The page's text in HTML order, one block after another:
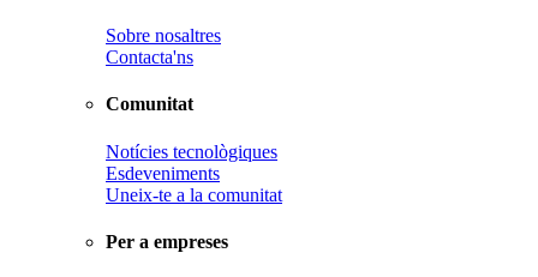
Sobre nosaltres
Contacta'ns
Comunitat
Notícies tecnològiques
Esdeveniments
Uneix-te a la comunitat
Per a empreses